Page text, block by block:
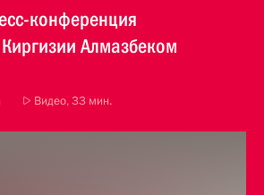
конференция
Алмазбеком
Видео, 33 мин.